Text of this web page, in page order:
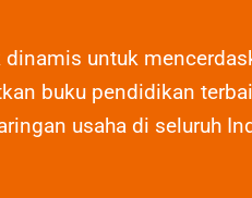
dinamis untuk
buku pendidikan
usaha di seluruh